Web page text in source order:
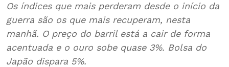
Os índices que mais perderam desde o início da
guerra são os que mais recuperam, nesta
manhã. O preço do barril está a cair de forma
acentuada e o ouro sobe quase 3%. Bolsa do
Japão dispara 5%.